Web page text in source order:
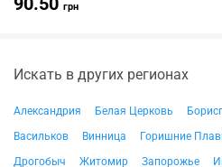
грн
Искать в других регионах
Александрия Белая Церковь
Васильков
Винница Горишние
Дрогобыч
Житомир Запорожье